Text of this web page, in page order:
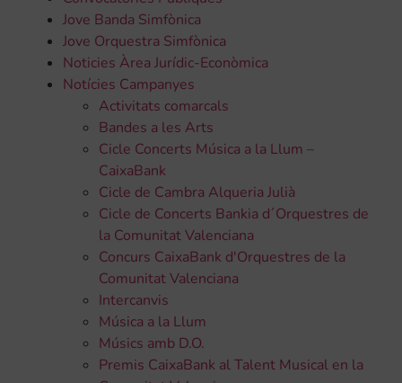
Jove Banda Simfònica
Jove Orquestra Simfònica
Noticies Àrea Jurídic-Econòmica
Notícies Campanyes
Activitats comarcals
Bandes a les Arts
Cicle Concerts Música a la Llum –
CaixaBank
Cicle de Cambra Alqueria Julià
Cicle de Concerts Bankia d´Orquestres de
la Comunitat Valenciana
Concurs CaixaBank d'Orquestres de la
Comunitat Valenciana
Intercanvis
Música a la Llum
Músics amb D.O.
Premis CaixaBank al Talent Musical en la